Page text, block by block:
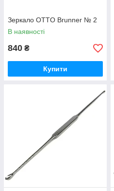
Зеркало OTTO Brunner № 2
В наявності
840 ₴
Купити